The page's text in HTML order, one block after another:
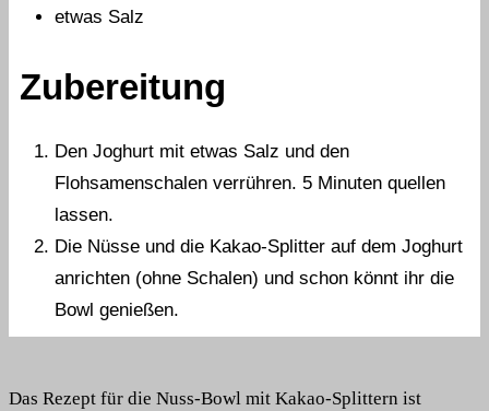
etwas Salz
Zubereitung
Den Joghurt mit etwas Salz und den
Flohsamenschalen verrühren. 5 Minuten quellen
lassen.
Die Nüsse und die Kakao-Splitter auf dem Joghurt
anrichten (ohne Schalen) und schon könnt ihr die
Bowl genießen.
Das Rezept für die Nuss-Bowl mit Kakao-Splittern ist